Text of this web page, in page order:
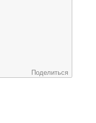
Поделиться